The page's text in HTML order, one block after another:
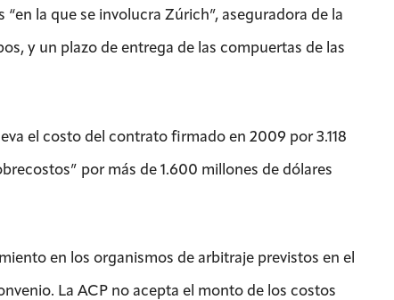
la que se involucra Zúrich”, aseguradora de la
y un plazo de entrega de las compuertas de las
el costo del contrato firmado en 2009 por 3.118
por más de 1.600 millones de dólares
en los organismos de arbitraje previstos en el
La ACP no acepta el monto de los costos